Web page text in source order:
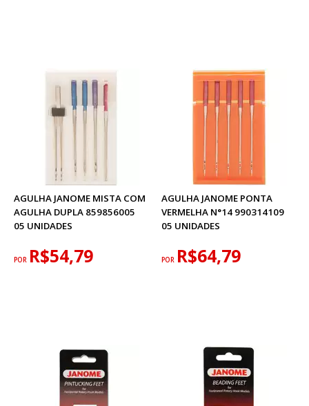
AGULHA JANOME MISTA COM
AGULHA DUPLA 859856005
05 UNIDADES
POR R$54,79
AGULHA JANOME PONTA
VERMELHA N°14 990314109
05 UNIDADES
POR R$64,79